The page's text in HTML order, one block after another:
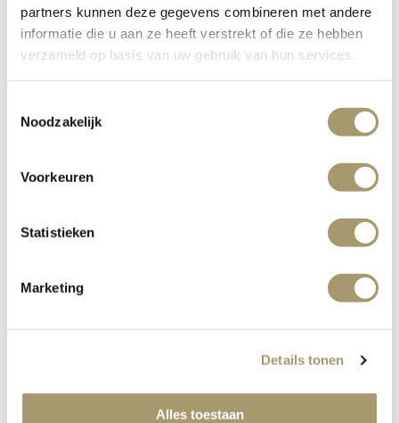
partners kunnen deze gegevens combineren met andere
informatie die u aan ze heeft verstrekt of die ze hebben
verzameld op basis van uw gebruik van hun services.
Noodzakelijk
Voorkeuren
Statistieken
Marketing
Details tonen
Alles toestaan
Colterenzio
Delle Venezie Italië
SUBTIEL ZOET WIT
Carredon Moelleux
41
ROSÉ